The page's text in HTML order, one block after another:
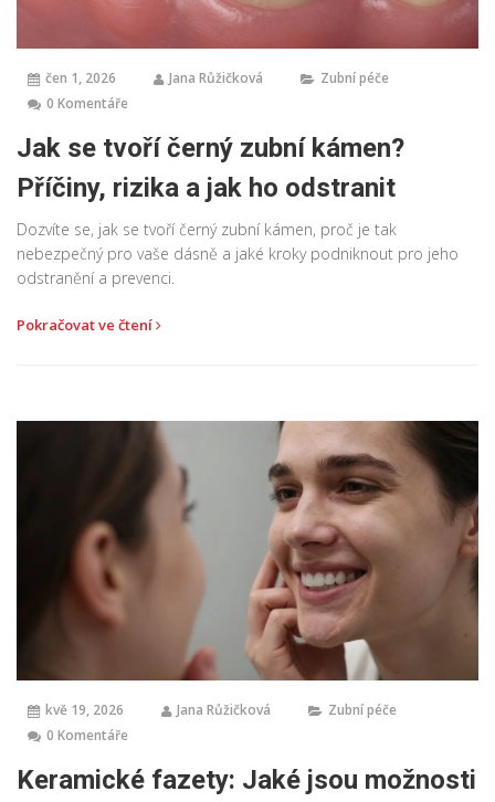
čen 1, 2026 Jana Růžičková
Zubní péče
0 Komentáře
Jak se tvoří černý zubní kámen?
Příčiny, rizika a jak ho odstranit
Dozvíte se, jak se tvoří černý zubní kámen, proč je tak
nebezpečný pro vaše dásně a jaké kroky podniknout pro jeho
odstranění a prevenci.
Pokračovat ve čtení
kvě 19, 2026 Jana Růžičková
Zubní péče
0 Komentáře
Keramické fazety: Jaké jsou možnosti